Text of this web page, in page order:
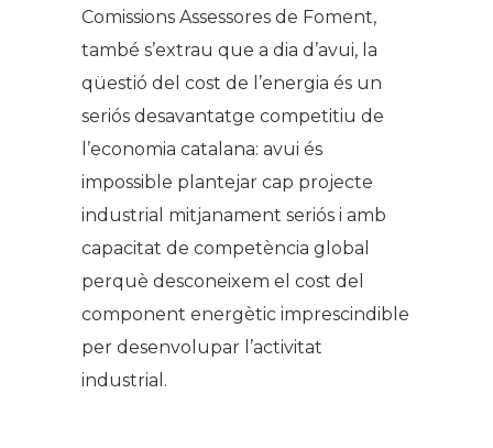
Comissions Assessores de Foment,
també s’extrau que a dia d’avui, la
qüestió del cost de l’energia és un
seriós desavantatge competitiu de
l’economia catalana: avui és
impossible plantejar cap projecte
industrial mitjanament seriós i amb
capacitat de competència global
perquè desconeixem el cost del
component energètic imprescindible
per desenvolupar l’activitat
industrial.